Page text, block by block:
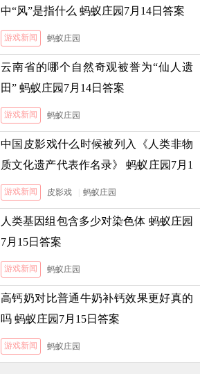
中“风”是指什么 蚂蚁庄园7月14日答案
游戏新闻 蚂蚁庄园
云南省的哪个自然奇观被誉为“仙人遗
田” 蚂蚁庄园7月14日答案
游戏新闻 蚂蚁庄园
中国皮影戏什么时候被列入《人类非物
质文化遗产代表作名录》 蚂蚁庄园7月1
3日答案
游戏新闻 皮影戏 蚂蚁庄园
人类基因组包含多少对染色体 蚂蚁庄园
7月15日答案
游戏新闻 蚂蚁庄园
高钙奶对比普通牛奶补钙效果更好真的
吗 蚂蚁庄园7月15日答案
游戏新闻 蚂蚁庄园